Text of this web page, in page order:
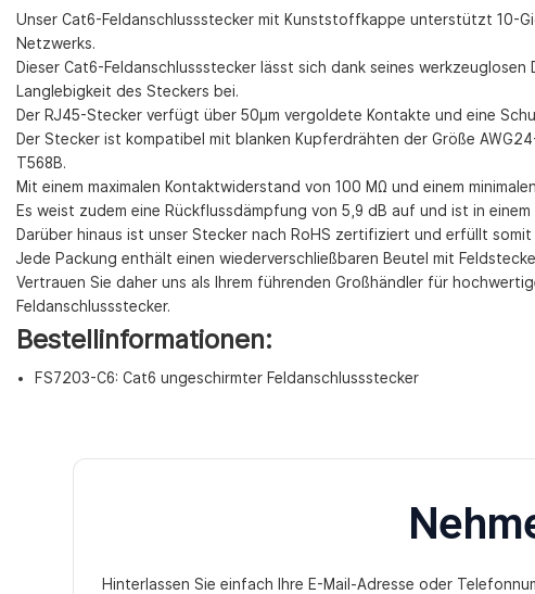
Unser Cat6-Feldanschlussstecker mit Kunststoffkappe unterstützt 10-
Netzwerks.
Dieser Cat6-Feldanschlussstecker lässt sich dank seines
Langlebigkeit des Steckers bei.
Der RJ45-Stecker verfügt über 50µm vergoldete Kontakte und eine
Der Stecker ist kompatibel mit blanken Kupferdrähten der Größe
T568B.
Mit einem maximalen Kontaktwiderstand von 100 MΩ und einem
Es weist zudem eine Rückflussdämpfung von 5,9 dB auf und ist in
Darüber hinaus ist unser Stecker nach RoHS zertifiziert und erfüllt
Jede Packung enthält einen wiederverschließbaren Beutel mit
Vertrauen Sie daher uns als Ihrem führenden Großhändler für
Feldanschlussstecker.
Bestellinformationen:
FS7203-C6: Cat6 ungeschirmter Feldanschlussstecker
Hinterlassen Sie einfach Ihre E-Mail-Adresse oder